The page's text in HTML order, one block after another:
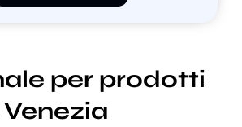
per prodotti